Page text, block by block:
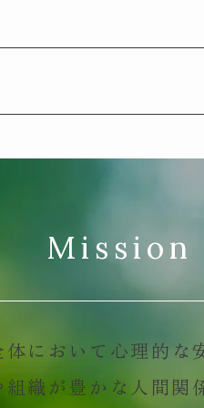
Mission
において 心理的な
織が豊かな人間関